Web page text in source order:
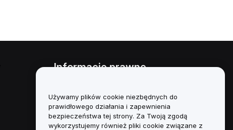
Informacje prawne
interesów
Podsumowanie polityki
powiernictwa i zarządzania
Używamy plików cookie niezbędnych do
prawidłowego działania i zapewnienia
bezpieczeństwa tej strony. Za Twoją zgodą
wykorzystujemy również pliki cookie związane z